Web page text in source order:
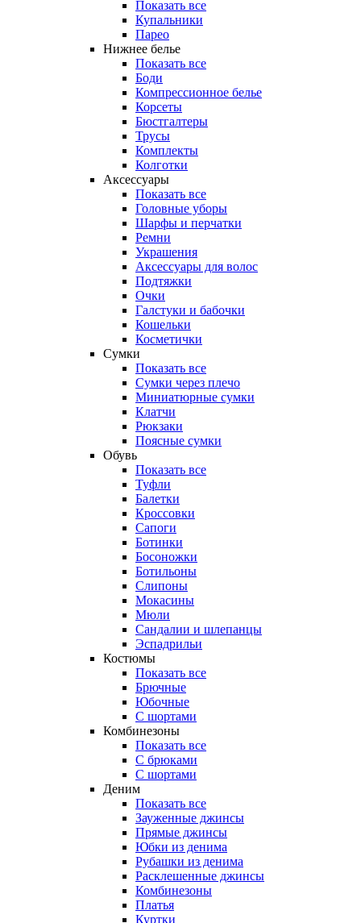
Показать все
Купальники
Парео
Нижнее белье
Показать все
Боди
Компрессионное белье
Корсеты
Бюстгалтеры
Трусы
Комплекты
Колготки
Аксессуары
Показать все
Головные уборы
Шарфы и перчатки
Ремни
Украшения
Аксессуары для волос
Подтяжки
Очки
Галстуки и бабочки
Кошельки
Косметички
Сумки
Показать все
Сумки через плечо
Миниатюрные cумки
Клатчи
Рюкзаки
Поясные сумки
Обувь
Показать все
Туфли
Балетки
Кроссовки
Сапоги
Ботинки
Босоножки
Ботильоны
Слипоны
Мокасины
Мюли
Сандалии и шлепанцы
Эспадрильи
Костюмы
Показать все
Брючные
Юбочные
С шортами
Комбинезоны
Показать все
С брюками
С шортами
Деним
Показать все
Зауженные джинсы
Прямые джинсы
Юбки из денима
Рубашки из денима
Расклешенные джинсы
Комбинезоны
Платья
Куртки